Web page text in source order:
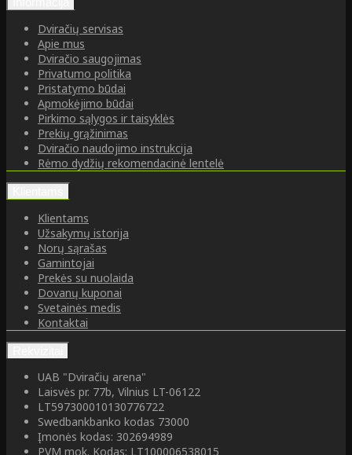
Dviračių servisas
Apie mus
Dviračio saugojimas
Privatumo politika
Pristatymo būdai
Apmokėjimo būdai
Pirkimo sąlygos ir taisyklės
Prekių grąžinimas
Dviračio naudojimo instrukcija
Rėmo dydžių rekomendacinė lentelė
Klientams
Užsakymų istorija
Norų sąrašas
Gamintojai
Prekės su nuolaida
Dovanų kuponai
Svetainės medis
Kontaktai
UAB "Dviračių arena"
Laisvės pr. 77b, Vilnius LT-06122
LT597300010130776722
Swedbankbanko kodas 73000
Įmonės kodas: 302694989
PVM mok. Kodas: LT100006538015